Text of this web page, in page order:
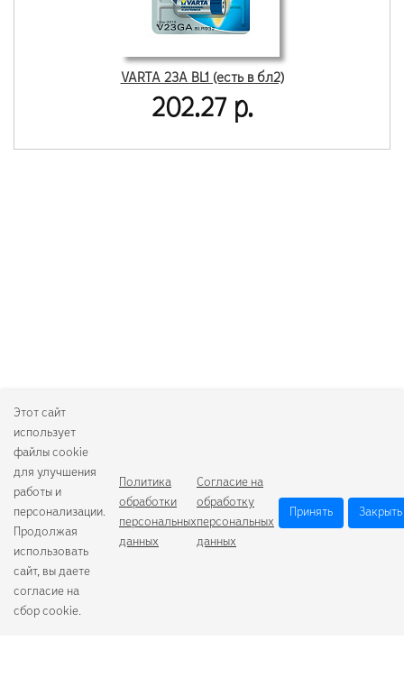
VARTA 23A BL1 (есть в бл2)
202.27 р.
Этот сайт
использует
файлы cookie
для улучшения
работы и
персонализации.
Продолжая
использовать
сайт, вы даете
согласие на
сбор cookie.
Политика
обработки
персональных
данных
Согласие на
обработку
персональных
данных
Принять Закрыть